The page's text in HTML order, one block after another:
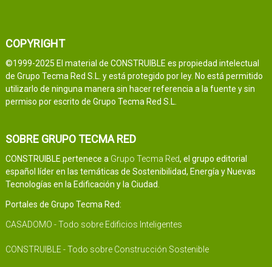
COPYRIGHT
©1999-2025 El material de CONSTRUIBLE es propiedad intelectual
de Grupo Tecma Red S.L. y está protegido por ley. No está permitido
utilizarlo de ninguna manera sin hacer referencia a la fuente y sin
permiso por escrito de Grupo Tecma Red S.L.
SOBRE GRUPO TECMA RED
CONSTRUIBLE pertenece a Grupo Tecma Red, el grupo editorial
español líder en las temáticas de Sostenibilidad, Energía y Nuevas
Tecnologías en la Edificación y la Ciudad.
Portales de Grupo Tecma Red:
CASADOMO - Todo sobre Edificios Inteligentes
CONSTRUIBLE - Todo sobre Construcción Sostenible